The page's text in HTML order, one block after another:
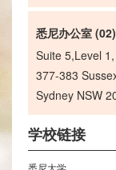
悉尼办公室
Suite 5,Level 1,
377-383
Sydney NSW
学校链接